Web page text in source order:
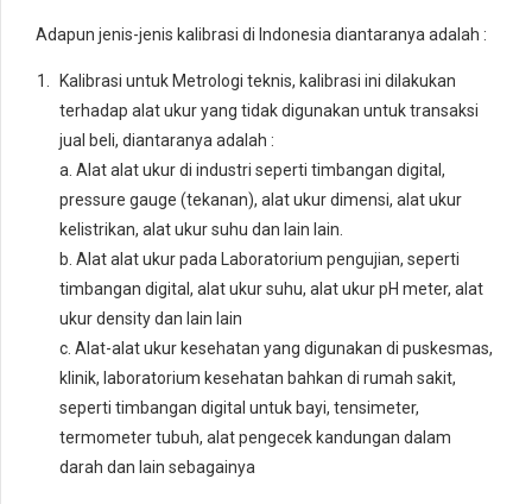
Adapun jenis-jenis kalibrasi di Indonesia diantaranya adalah :
Kalibrasi untuk Metrologi teknis, kalibrasi ini dilakukan
terhadap alat ukur yang tidak digunakan untuk transaksi
jual beli, diantaranya adalah :
a. Alat alat ukur di industri seperti timbangan digital,
pressure gauge (tekanan), alat ukur dimensi, alat ukur
kelistrikan, alat ukur suhu dan lain lain.
b. Alat alat ukur pada Laboratorium pengujian, seperti
timbangan digital, alat ukur suhu, alat ukur pH meter, alat
ukur density dan lain lain
c. Alat-alat ukur kesehatan yang digunakan di puskesmas,
klinik, laboratorium kesehatan bahkan di rumah sakit,
seperti timbangan digital untuk bayi, tensimeter,
termometer tubuh, alat pengecek kandungan dalam
darah dan lain sebagainya